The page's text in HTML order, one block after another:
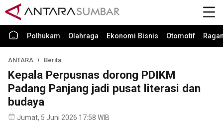
Polhukam Olahraga Ekonomi Bisnis Otomotif
ANTARA Berita
Kepala Perpusnas dorong PDIKM
Padang Panjang jadi pusat literasi dan
budaya
Jumat, 5 Juni 2026 17:58 WIB